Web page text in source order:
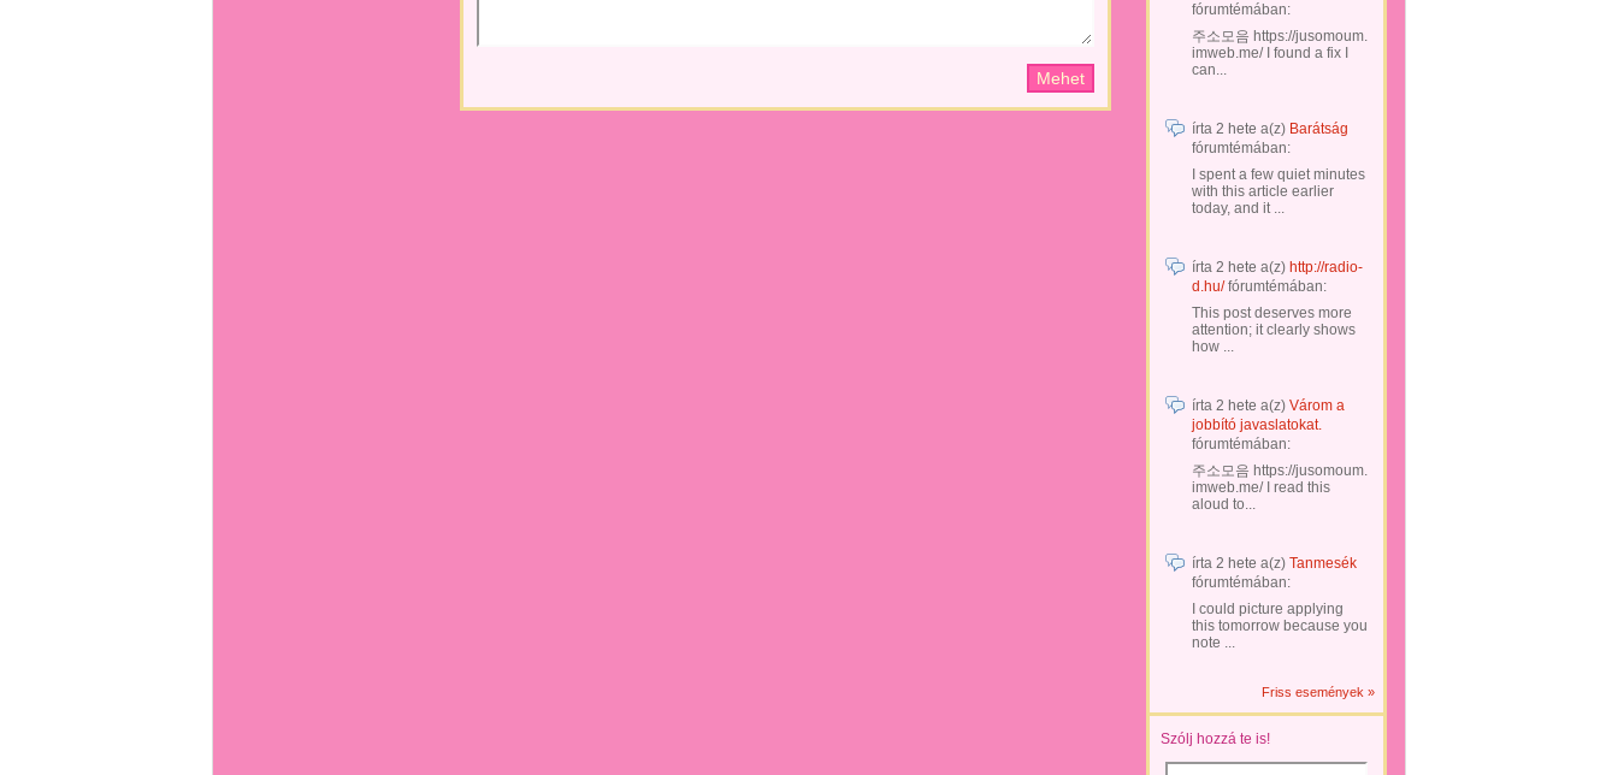
fórumtémában:
주소모음 https://jusomoum.
imweb.me/ I found a fix I
can...
írta 2 hete a(z) Barátság
fórumtémában:
I spent a few quiet minutes
with this article earlier
today, and it ...
írta 2 hete a(z) http://radio-
d.hu/fórumtémában:
This post deserves more
attention; it clearly shows
how ...
írta 2 hete a(z) Várom a
jobbító javaslatokat.
fórumtémában:
주소모음 https://jusomoum.
imweb.me/ I read this
aloud to...
írta 2 hete a(z) Tanmesék
fórumtémában:
I could picture applying
this tomorrow because you
note ...
Friss események »
Szólj hozzá te is!